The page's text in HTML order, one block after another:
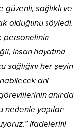
sağlıklı ve
olduğunu söyledi.
personelinin
insan hayatına
her şeyin
ani
anında
nedenle yapılan
ifadelerini